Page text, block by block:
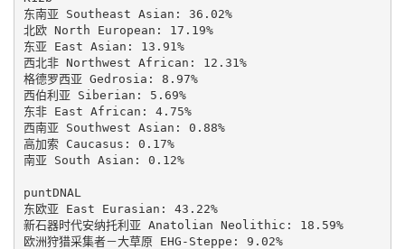
东南亚 Southeast Asian: 36.02%
北欧 North European: 17.19%
东亚 East Asian: 13.91%
西北非 Northwest African: 12.31%
格德罗西亚 Gedrosia: 8.97%
西伯利亚 Siberian: 5.69%
东非 East African: 4.75%
西南亚 Southwest Asian: 0.88%
高加索 Caucasus: 0.17%
南亚 South Asian: 0.12%
puntDNAL
东欧亚 East Eurasian: 43.22%
新石器时代安纳托利亚 Anatolian Neolithic: 18.59%
欧洲狩猎采集者－大草原 EHG-Steppe: 9.02%